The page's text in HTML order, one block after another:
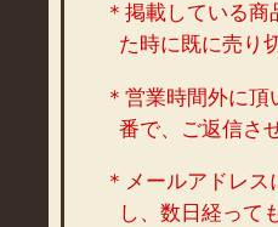
＊掲載している
た時に既に売り
＊営業時間外に
番で、ご返信さ
＊メールアドレ
し、数日経って